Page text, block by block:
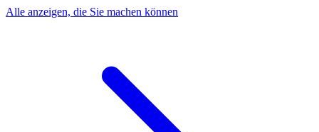
Alle anzeigen, die Sie machen können